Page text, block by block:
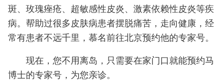
斑、玫瑰痤疮、超敏感性皮炎、激素依赖性皮炎等疾
病。帮助过很多皮肤病患者摆脱痛苦，走向健康，经
常有患者不远千里，慕名前往北京预约他的专家号。
现在，您不用离岛，只需要在家门口就能预约马
博士的专家号，为您亲诊。